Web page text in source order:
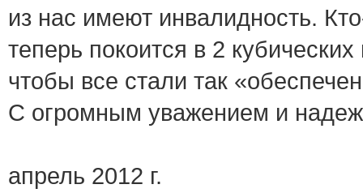
из нас имеют инвалидность.
теперь покоится в 2
чтобы все стали так
С огромным уважением и
апрель 2012 г.